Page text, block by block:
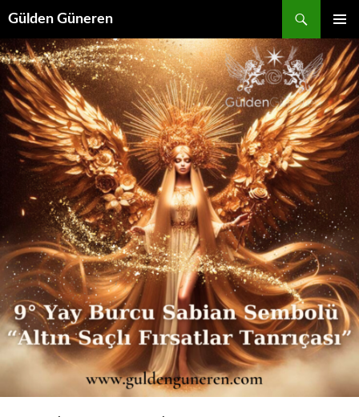
Gülden Güneren
MENÜ
ATLA